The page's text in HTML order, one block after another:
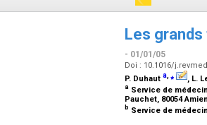
Les grands
- 01/01/05
Doi : 10.1016/
P. Duhaut a,⁎ , L.
a Service de
Pauchet, 80054
b Service de